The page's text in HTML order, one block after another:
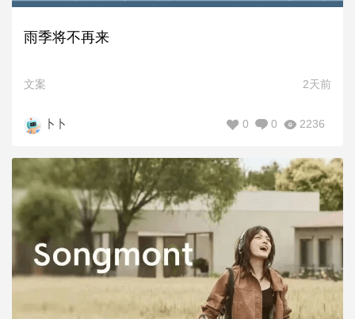
雨季将不再来
文案 2天前
卜卜 2236
0
0